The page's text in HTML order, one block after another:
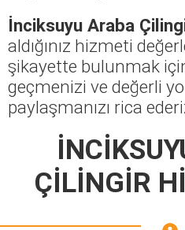
İnciksuyu Araba
aldığınız hizmeti
şikayette bulunmak
geçmenizi ve değerli
paylaşmanızı rica
ÇİLİNGİR